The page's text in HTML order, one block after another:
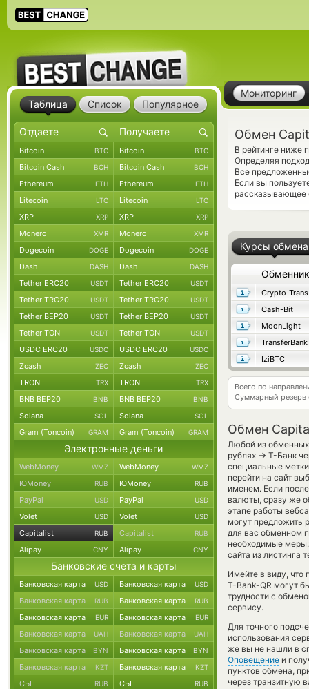
Мониторинг
Обмен
В рейтинге ниже
Определяя
Все
Если вы
рассказывающее
Курсы обмена
Обменник
Crypto-Trans
Cash-Bit
MoonLight
TransferBank
IziBTC
Всего по
Суммарный резерв
Обмен
Любой из обменных
рублях → Т-Банк
специальные
перейти на сайт
именем. Если
валюты, сразу же
этапе работы
могут предложить
для вас обменном
необходимые
сайта из листинга
Имейте в виду, что
T-Bank-QR могут
трудности с
сервису.
Для точного
использования
же вы не нашли в
Оповещение и
пунктов обмена,
через транзитную
Таблица Список Популярное
Bitcoin BTC Bitcoin BTC
Bitcoin Cash BCH Bitcoin Cash BCH
Ethereum ETH Ethereum ETH
Litecoin LTC Litecoin LTC
XRP XRP XRP XRP
Monero XMR Monero XMR
Dogecoin DOGE Dogecoin DOGE
Dash DASH Dash DASH
Tether ERC20 USDT Tether ERC20 USDT
Tether TRC20 USDT Tether TRC20 USDT
Tether BEP20 USDT Tether BEP20 USDT
Tether TON USDT Tether TON USDT
USDC ERC20 USDC USDC ERC20 USDC
Zcash ZEC Zcash ZEC
TRON TRX TRON TRX
BNB BEP20 BNB BNB BEP20 BNB
Solana SOL Solana SOL
Gram (Toncoin) GRAM Gram (Toncoin) GRAM
Электронные деньги
WebMoney WMZ WebMoney WMZ
ЮMoney RUB ЮMoney RUB
PayPal USD PayPal USD
Volet USD Volet USD
Capitalist RUB Capitalist RUB
Alipay CNY Alipay CNY
Банковские счета и карты
Банковская карта USD Банковская карта USD
Банковская карта RUB Банковская карта RUB
Банковская карта EUR Банковская карта EUR
Банковская карта UAH Банковская карта UAH
Банковская карта BYN Банковская карта BYN
Банковская карта KZT Банковская карта KZT
СБП RUB СБП RUB